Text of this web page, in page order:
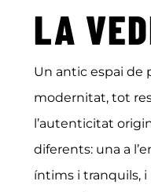
LA
Un antic espai de
modernitat, tot
l’autenticitat
diferents: una a
íntims i tranquils, i